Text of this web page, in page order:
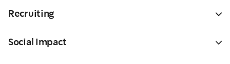
Recruiting
Social Impact